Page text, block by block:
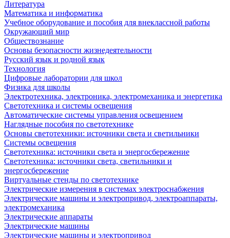
Литература
Математика и информатика
Учебное оборудование и пособия для внеклассной работы
Окружающий мир
Обществознание
Основы безопасности жизнедеятельности
Русский язык и родной язык
Технология
Цифровые лаборатории для школ
Физика для школы
Электротехника, электроника, электромеханика и энергетика
Светотехника и системы освещения
Автоматические системы управления освещением
Наглядные пособия по светотехнике
Основы светотехники: источники света и светильники
Системы освещения
Светотехника: источники света и энергосбережение
Светотехника: источники света, светильники и
энергосбережение
Виртуальные стенды по светотехнике
Электрические измерения в системах электроснабжения
Электрические машины и электропривод, электроаппараты,
электромеханика
Электрические аппараты
Электрические машины
Электрические машины и электропривод